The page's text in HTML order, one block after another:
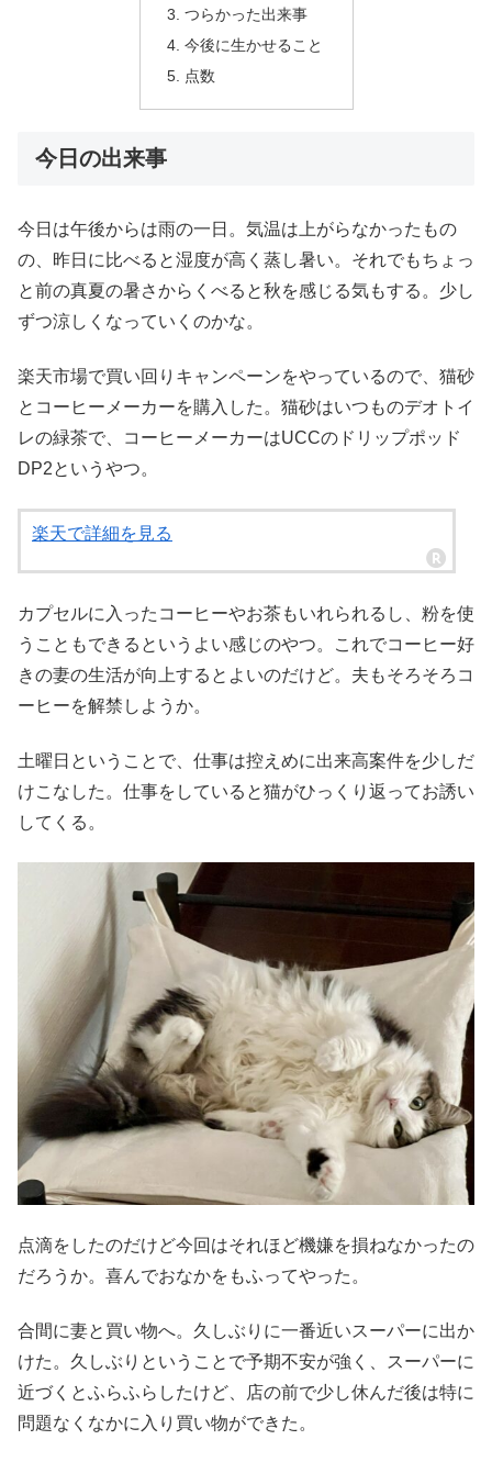
つらかった出来事
今後に生かせること
点数
今日の出来事
今日は午後からは雨の一日。気温は上がらなかったもの
の、昨日に比べると湿度が高く蒸し暑い。それでもちょっ
と前の真夏の暑さからくべると秋を感じる気もする。少し
ずつ涼しくなっていくのかな。
楽天市場で買い回りキャンペーンをやっているので、猫砂
とコーヒーメーカーを購入した。猫砂はいつものデオトイ
レの緑茶で、コーヒーメーカーはUCCのドリップポッド
DP2というやつ。
楽天で詳細を見る
カプセルに入ったコーヒーやお茶もいれられるし、粉を使
うこともできるというよい感じのやつ。これでコーヒー好
きの妻の生活が向上するとよいのだけど。夫もそろそろコ
ーヒーを解禁しようか。
土曜日ということで、仕事は控えめに出来高案件を少しだ
けこなした。仕事をしていると猫がひっくり返ってお誘い
してくる。
点滴をしたのだけど今回はそれほど機嫌を損ねなかったの
だろうか。喜んでおなかをもふってやった。
合間に妻と買い物へ。久しぶりに一番近いスーパーに出か
けた。久しぶりということで予期不安が強く、スーパーに
近づくとふらふらしたけど、店の前で少し休んだ後は特に
問題なくなかに入り買い物ができた。